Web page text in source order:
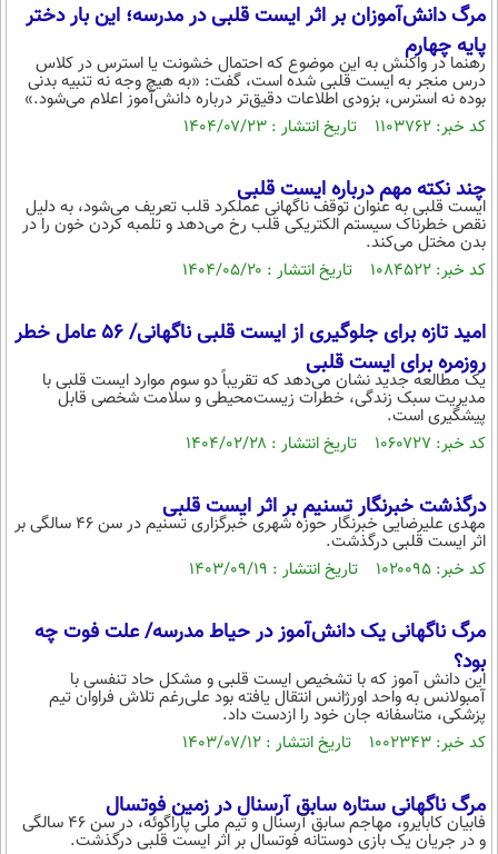
مرگ دانش‌آموزان بر اثر ایست قلبی در مدرسه؛ این بار دختر
پایه چهارم
رهنما در واکنش به این موضوع که احتمال خشونت یا استرس در کلاس
درس منجر به ایست قلبی شده است، گفت: «به هیچ وجه نه تنبیه بدنی
بوده نه استرس، بزودی اطلاعات دقیق‌تر درباره دانش‌آموز اعلام می‌شود.»
کد خبر: ۱۱۰۳۷۶۲ تاریخ انتشار : ۱۴۰۴/۰۷/۲۳
چند نکته مهم درباره ایست قلبی
ایست قلبی به عنوان توقف ناگهانی عملکرد قلب تعریف می‌شود، به دلیل
نقص خطرناک سیستم الکتریکی قلب رخ می‌دهد و تلمبه کردن خون را در
بدن مختل می‌کند.
کد خبر: ۱۰۸۴۵۲۲ تاریخ انتشار : ۱۴۰۴/۰۵/۲۰
امید تازه برای جلوگیری از ایست قلبی ناگهانی/ ۵۶ عامل خطر
روزمره برای ایست قلبی
یک مطالعه جدید نشان می‌دهد که تقریباً دو سوم موارد ایست قلبی با
مدیریت سبک زندگی، خطرات زیست‌محیطی و سلامت شخصی قابل
پیشگیری است.
کد خبر: ۱۰۶۰۷۲۷ تاریخ انتشار : ۱۴۰۴/۰۲/۲۸
درگذشت خبرنگار تسنیم بر اثر ایست قلبی
مهدی علیرضایی خبرنگار حوزه شهری خبرگزاری تسنیم در سن ۴۶ سالگی بر
اثر ایست قلبی درگذشت.
کد خبر: ۱۰۲۰۰۹۵ تاریخ انتشار : ۱۴۰۳/۰۹/۱۹
مرگ ناگهانی یک دانش‌آموز در حیاط مدرسه/ علت فوت چه
بود؟
این دانش آموز که با تشخیص ایست قلبی و مشکل حاد تنفسی با
آمبولانس به واحد اورژانس انتقال یافته بود علی‌رغم تلاش فراوان تیم
پزشکی، متاسفانه جان خود را ازدست داد.
کد خبر: ۱۰۰۲۳۴۳ تاریخ انتشار : ۱۴۰۳/۰۷/۱۲
مرگ ناگهانی ستاره سابق آرسنال در زمین فوتسال
فابیان کابایرو، مهاجم سابق آرسنال و تیم ملی پاراگوئه، در سن 46 سالگی
و در جریان یک بازی دوستانه فوتسال بر اثر ایست قلبی درگذشت.